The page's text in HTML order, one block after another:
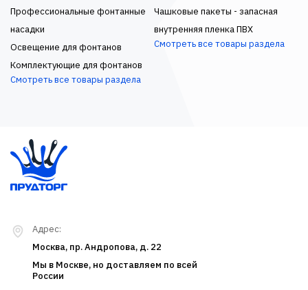
Профессиональные фонтанные
насадки
Освещение для фонтанов
Комплектующие для фонтанов
Смотреть все товары раздела
Чашковые пакеты - запасная
внутренняя пленка ПВХ
Смотреть все товары раздела
Адрес:
Москва, пр. Андропова, д. 22
Мы в Москве, но доставляем по всей
России